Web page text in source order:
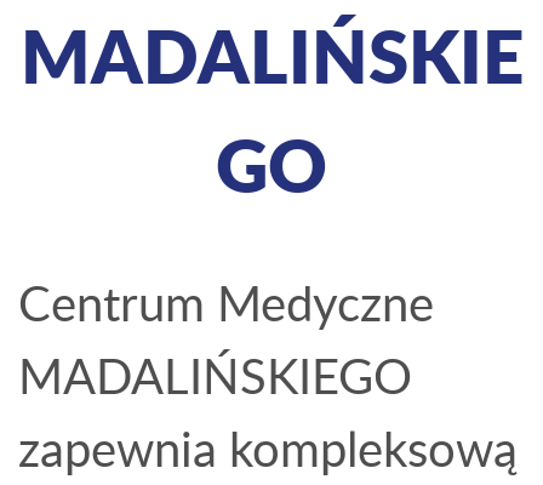
MADALIŃSKIE
GO
Centrum Medyczne
MADALIŃSKIEGO
zapewnia kompleksową